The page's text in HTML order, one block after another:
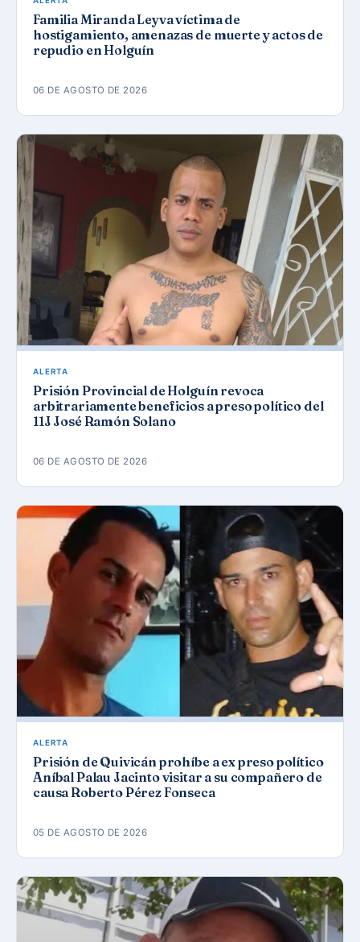
Familia Miranda Leyva víctima de
hostigamiento, amenazas de muerte y actos de
repudio en Holguín
06 DE AGOSTO DE 2026
ALERTA
Prisión Provincial de Holguín revoca
arbitrariamente beneficios a preso político del
11J José Ramón Solano
06 DE AGOSTO DE 2026
ALERTA
Prisión de Quivicán prohíbe a ex preso político
Aníbal Palau Jacinto visitar a su compañero de
causa Roberto Pérez Fonseca
05 DE AGOSTO DE 2026